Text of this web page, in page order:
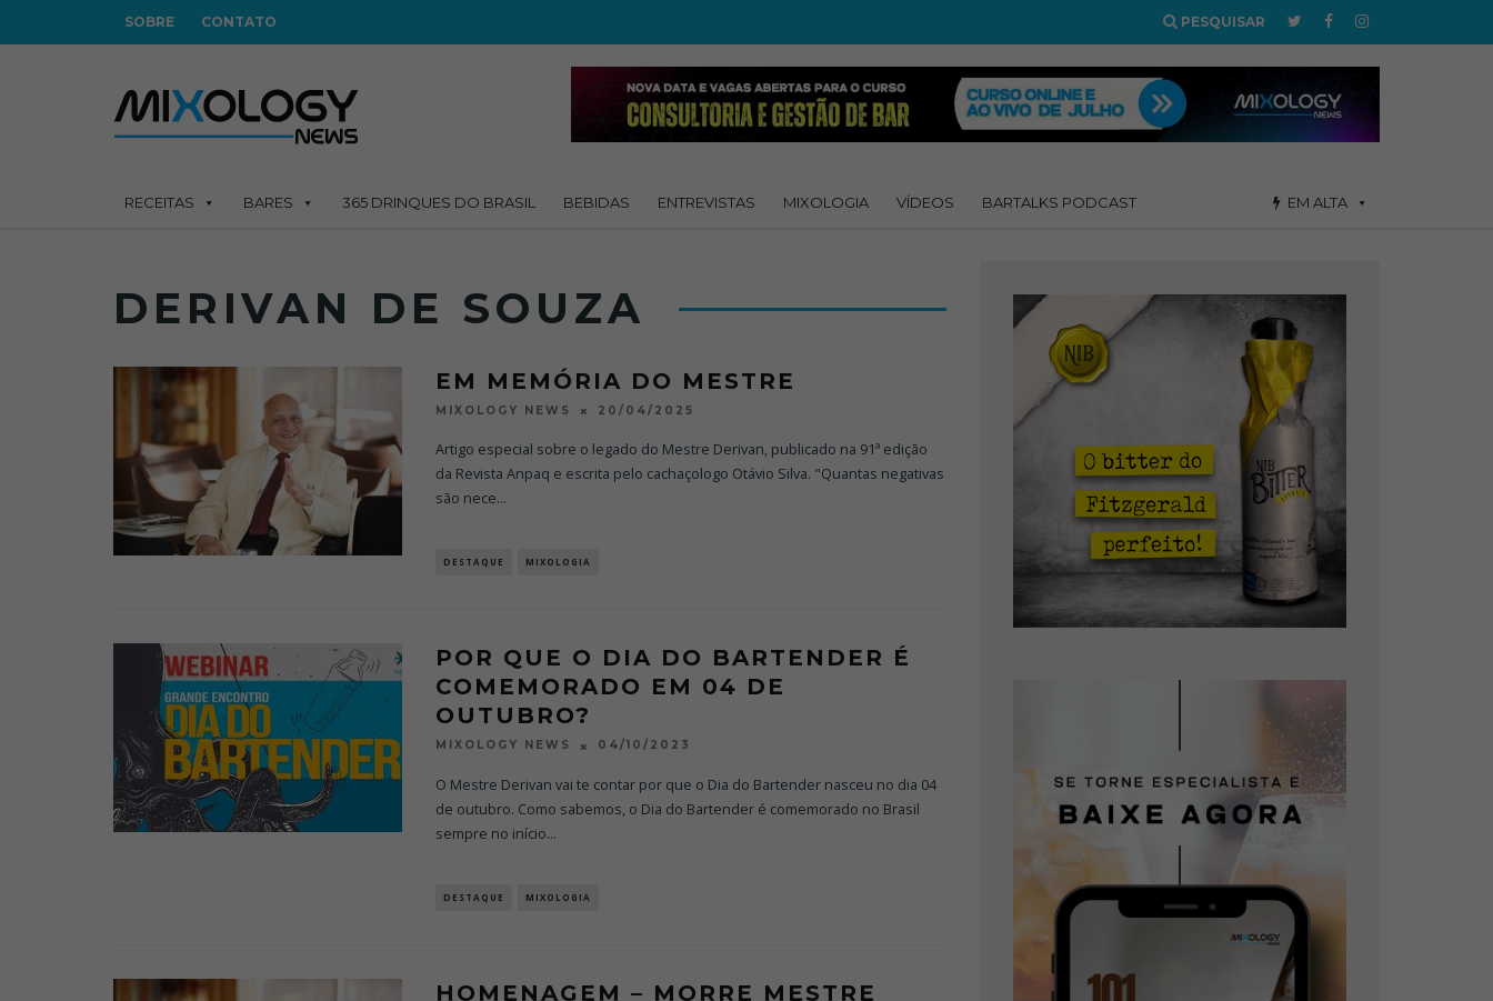
SOBRE CONTATO PESQUISAR
RECEITAS BARES 365 DRINQUES DO BRASIL BEBIDAS ENTREVISTAS MIXOLOGIA VÍDEOS BARTALKS PODCAST EM ALTA
DERIVAN DE SOUZA
EM MEMÓRIA DO MESTRE
MIXOLOGY NEWS 20/04/2025
Artigo especial sobre o legado do Mestre Derivan, publicado na 91ª edição
da Revista Anpaq e escrita pelo cachaçologo Otávio Silva. "Quantas negativas
são nece...
DESTAQUE MIXOLOGIA
POR QUE O DIA DO BARTENDER É
COMEMORADO EM 04 DE
OUTUBRO?
MIXOLOGY NEWS 04/10/2023
O Mestre Derivan vai te contar por que o Dia do Bartender nasceu no dia 04
de outubro. Como sabemos, o Dia do Bartender é comemorado no Brasil
sempre no início...
DESTAQUE MIXOLOGIA
HOMENAGEM – MORRE MESTRE